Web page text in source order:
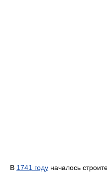
В 1741 году началось